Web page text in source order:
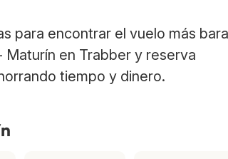
para encontrar el vuelo más
Maturín en Trabber y reserva
tiempo y dinero.